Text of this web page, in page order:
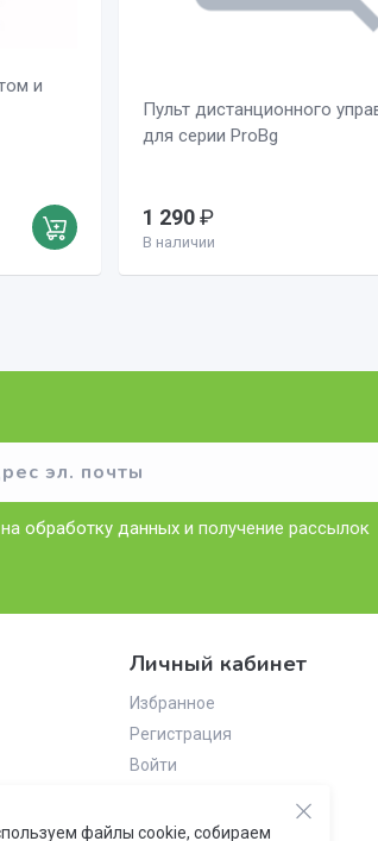
и
Пульт дистанционного
для серии ProBg
1 290₽
В наличии
обработку данных и получение рассылок
Личный кабинет
Избранное
Регистрация
Войти
файлы cookie, собираем